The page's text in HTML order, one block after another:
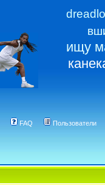
ищу
FAQ Пользователи